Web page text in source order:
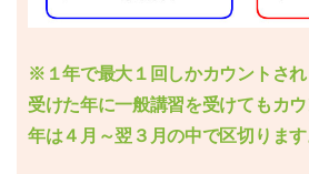
※１年で最大１回しかカウントさ
受けた年に一般講習を受けてもカ
年は４月～翌３月の中で区切ります